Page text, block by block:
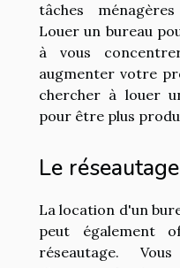
tâches
Louer un bureau
à vous
augmenter votre
chercher à louer
pour être plus
Le réseautage
La location d'un
peut également
réseautage.